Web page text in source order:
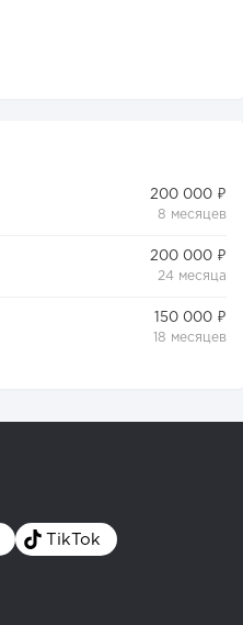
200 000 ₽
8 месяцев
200 000 ₽
24 месяца
150 000 ₽
18 месяцев
TikTok